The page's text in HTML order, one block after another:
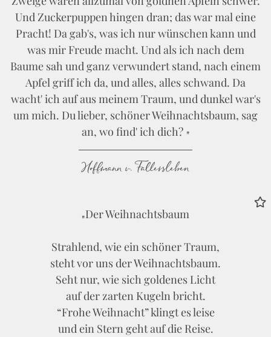
Und Zuckerpuppen hingen dran; das war mal eine
Pracht! Da gab's, was ich nur wünschen kann und
was mir Freude macht. Und als ich nach dem
Baume sah und ganz verwundert stand, nach einem
Apfel griff ich da, und alles, alles schwand. Da
wacht' ich auf aus meinem Traum, und dunkel war's
um mich. Du lieber, schöner Weihnachtsbaum, sag
an, wo find' ich dich?
Hoffmann v. Fallersleben
Der Weihnachtsbaum
Strahlend, wie ein schöner Traum,
steht vor uns der Weihnachtsbaum.
Seht nur, wie sich goldenes Licht
auf der zarten Kugeln bricht.
“Frohe Weihnacht” klingt es leise
und ein Stern geht auf die Reise.